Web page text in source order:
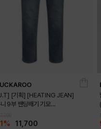
[기획] [HEATING JEAN]
9부 밴딩배기 기모
11,700